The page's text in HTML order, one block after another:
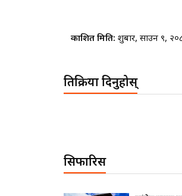
प्रकाशित मिति: शुक्रबार, साउन ९,
प्रतिक्रिया दिनुहोस्
सिफारिस